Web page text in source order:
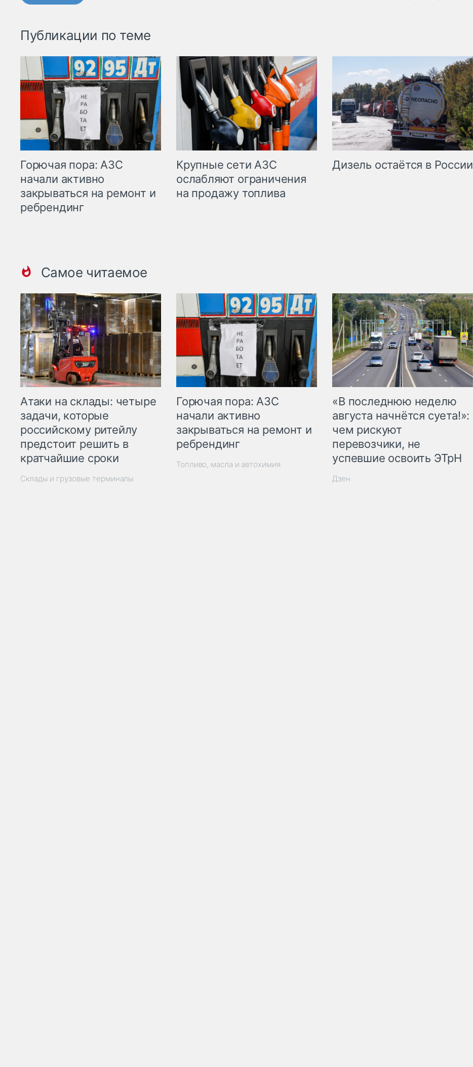
Публикации по теме
Горючая пора: АЗС
начали активно
закрываться на ремонт и
ребрендинг
Крупные сети АЗС
ослабляют ограничения
на продажу топлива
Дизель остаётся в России
Самое читаемое
Атаки на склады: четыре
задачи, которые
российскому ритейлу
предстоит решить в
кратчайшие сроки
Склады и грузовые терминалы
Горючая пора: АЗС
начали активно
закрываться на ремонт и
ребрендинг
Топливо, масла и автохимия
«В последнюю неделю
августа начнётся суета!»:
чем рискуют
перевозчики, не
успевшие освоить ЭТрН
Дзен